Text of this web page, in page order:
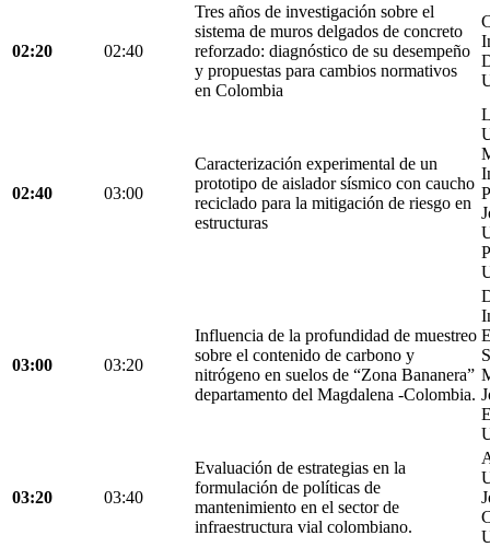
02:20 02:40
Tres años de investigación sobre el
sistema de muros delgados de concreto
reforzado: diagnóstico de su desempeño
y propuestas para cambios normativos
en Colombia
02:40 03:00
Caracterización experimental de un
prototipo de aislador sísmico con caucho
reciclado para la mitigación de riesgo en
estructuras
03:00 03:20
Influencia de la profundidad de muestreo
sobre el contenido de carbono y
nitrógeno en suelos de “Zona Bananera”
departamento del Magdalena -Colombia.
03:20 03:40
Evaluación de estrategias en la
formulación de políticas de
mantenimiento en el sector de
infraestructura vial colombiano.